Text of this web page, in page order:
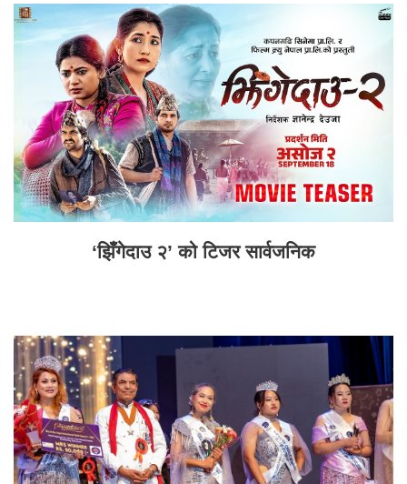
‘झिँगेदाउ २’ को टिजर सार्वजनिक